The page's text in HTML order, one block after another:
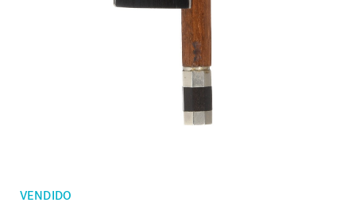
CV Selectio
VENDIDO